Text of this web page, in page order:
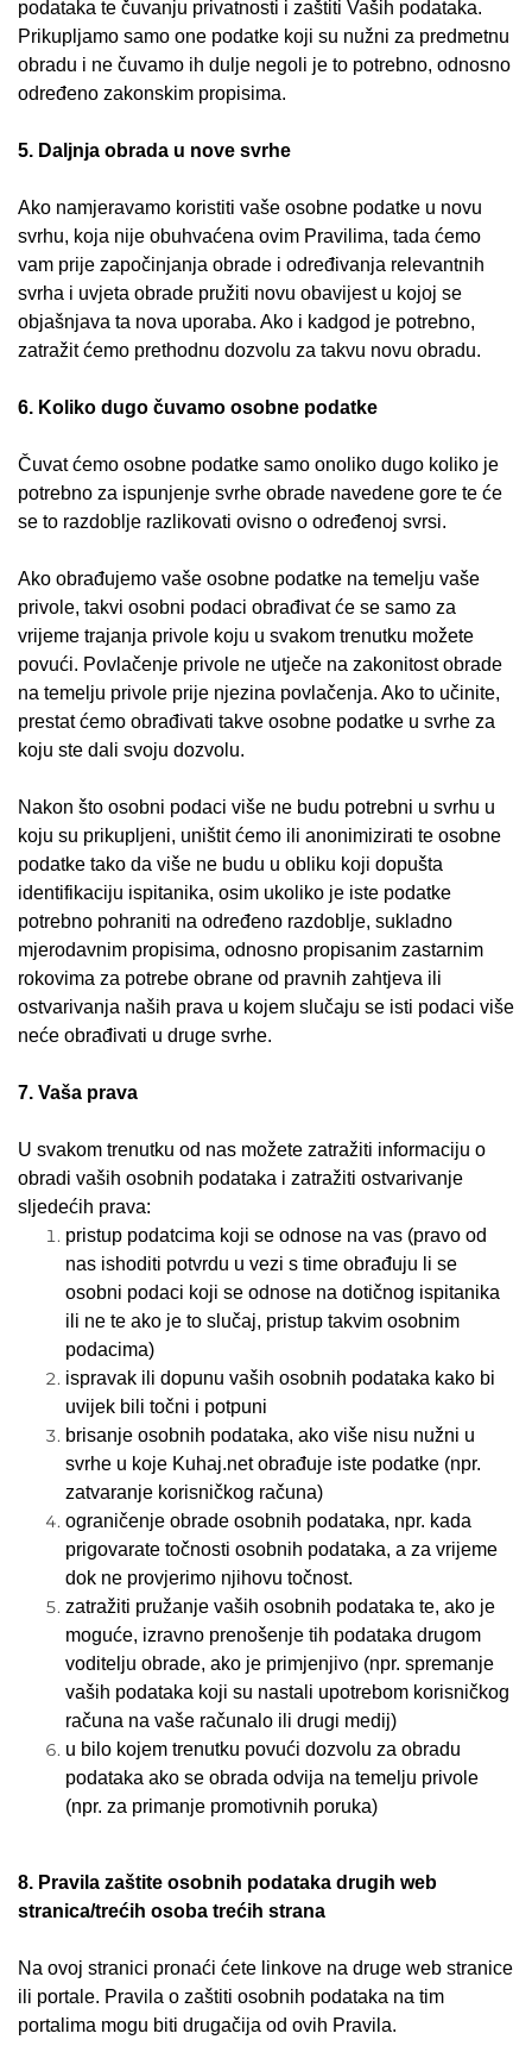
podataka te čuvanju privatnosti i zaštiti Vaših podataka.
Prikupljamo samo one podatke koji su nužni za predmetnu
obradu i ne čuvamo ih dulje negoli je to potrebno, odnosno
određeno zakonskim propisima.
5. Daljnja obrada u nove svrhe
Ako namjeravamo koristiti vaše osobne podatke u novu
svrhu, koja nije obuhvaćena ovim Pravilima, tada ćemo
vam prije započinjanja obrade i određivanja relevantnih
svrha i uvjeta obrade pružiti novu obavijest u kojoj se
objašnjava ta nova uporaba. Ako i kadgod je potrebno,
zatražit ćemo prethodnu dozvolu za takvu novu obradu.
6. Koliko dugo čuvamo osobne podatke
Čuvat ćemo osobne podatke samo onoliko dugo koliko je
potrebno za ispunjenje svrhe obrade navedene gore te će
se to razdoblje razlikovati ovisno o određenoj svrsi.
Ako obrađujemo vaše osobne podatke na temelju vaše
privole, takvi osobni podaci obrađivat će se samo za
vrijeme trajanja privole koju u svakom trenutku možete
povući. Povlačenje privole ne utječe na zakonitost obrade
na temelju privole prije njezina povlačenja. Ako to učinite,
prestat ćemo obrađivati takve osobne podatke u svrhe za
koju ste dali svoju dozvolu.
Nakon što osobni podaci više ne budu potrebni u svrhu u
koju su prikupljeni, uništit ćemo ili anonimizirati te osobne
podatke tako da više ne budu u obliku koji dopušta
identifikaciju ispitanika, osim ukoliko je iste podatke
potrebno pohraniti na određeno razdoblje, sukladno
mjerodavnim propisima, odnosno propisanim zastarnim
rokovima za potrebe obrane od pravnih zahtjeva ili
ostvarivanja naših prava u kojem slučaju se isti podaci više
neće obrađivati u druge svrhe.
7. Vaša prava
U svakom trenutku od nas možete zatražiti informaciju o
obradi vaših osobnih podataka i zatražiti ostvarivanje
sljedećih prava:
pristup podatcima koji se odnose na vas (pravo od
nas ishoditi potvrdu u vezi s time obrađuju li se
osobni podaci koji se odnose na dotičnog ispitanika
ili ne te ako je to slučaj, pristup takvim osobnim
podacima)
ispravak ili dopunu vaših osobnih podataka kako bi
uvijek bili točni i potpuni
brisanje osobnih podataka, ako više nisu nužni u
svrhe u koje Kuhaj.net obrađuje iste podatke (npr.
zatvaranje korisničkog računa)
ograničenje obrade osobnih podataka, npr. kada
prigovarate točnosti osobnih podataka, a za vrijeme
dok ne provjerimo njihovu točnost.
zatražiti pružanje vaših osobnih podataka te, ako je
moguće, izravno prenošenje tih podataka drugom
voditelju obrade, ako je primjenjivo (npr. spremanje
vaših podataka koji su nastali upotrebom korisničkog
računa na vaše računalo ili drugi medij)
u bilo kojem trenutku povući dozvolu za obradu
podataka ako se obrada odvija na temelju privole
(npr. za primanje promotivnih poruka)
8. Pravila zaštite osobnih podataka drugih web
stranica/trećih osoba trećih strana
Na ovoj stranici pronaći ćete linkove na druge web stranice
ili portale. Pravila o zaštiti osobnih podataka na tim
portalima mogu biti drugačija od ovih Pravila.